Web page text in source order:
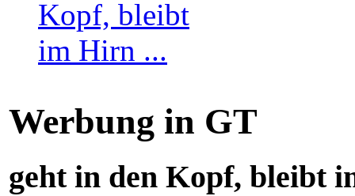
Werbung in GT
geht in den Kopf, bleibt